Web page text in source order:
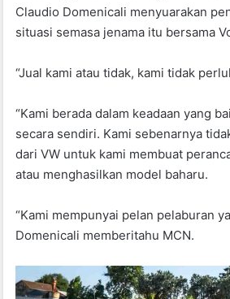
Claudio Domenicali menyuarakan
situasi semasa jenama itu bersama
“Jual kami atau tidak, kami tidak
“Kami berada dalam keadaan yang
secara sendiri. Kami sebenarnya
dari VW untuk kami membuat
atau menghasilkan model baharu.
“Kami mempunyai pelan pelaburan
Domenicali memberitahu MCN.